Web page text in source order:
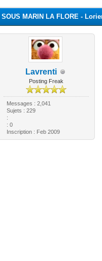
SOUS MARIN LA FLORE -
Lavrenti
Posting Freak
Messages : 2,041
Sujets : 229
:
: 0
Inscription : Feb 2009